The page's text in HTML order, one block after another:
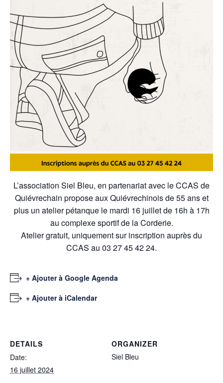
L’association Siel Bleu, en partenariat avec le CCAS de
Quiévrechain propose aux Quiévrechinois de 55 ans et
plus un atelier pétanque le mardi 16 juillet de 16h à 17h
au complexe sportif de la Corderie.
Atelier gratuit, uniquement sur inscription auprès du
CCAS au 03 27 45 42 24.
+ Ajouter à Google Agenda
+ Ajouter à iCalendar
DETAILS
Date:
16 juillet 2024
ORGANIZER
Siel Bleu